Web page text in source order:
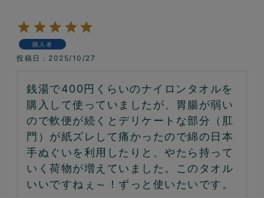
購入者
投稿日 2025/10/27
銭湯で400円くらいのナイロンタオルを
購入して使っていましたが、胃腸が弱い
ので軟便が続くとデリケートな部分（肛
門）が紙ズレして痛かったので綿の日本
手ぬぐいを利用したりと、やたら持って
いく荷物が増えていました。このタオル
いいですねぇ～！ずっと使いたいです。